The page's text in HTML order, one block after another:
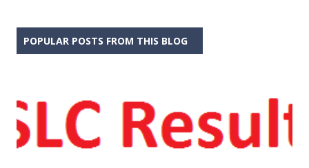
POPULAR POSTS FROM THIS BLOG